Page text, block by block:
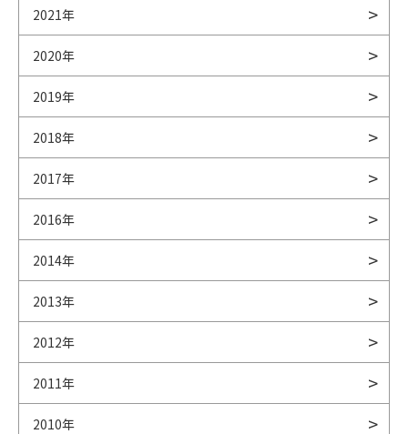
2021年
2020年
2019年
2018年
2017年
2016年
2014年
2013年
2012年
2011年
2010年